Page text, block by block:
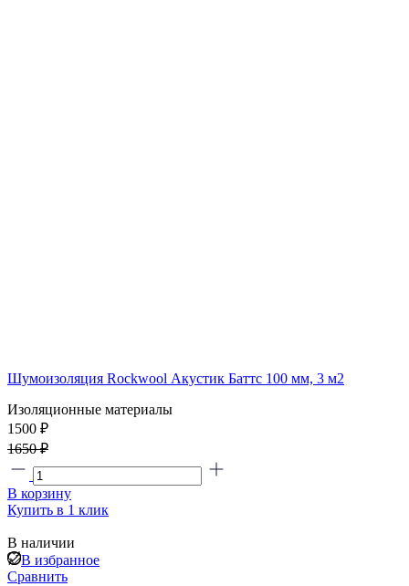
Шумоизоляция Rockwool Акустик Баттс 100 мм, 3 м2
Изоляционные материалы
1500 ₽
1650 ₽
В корзину
Купить в 1 клик
В наличии
В избранное
Сравнить